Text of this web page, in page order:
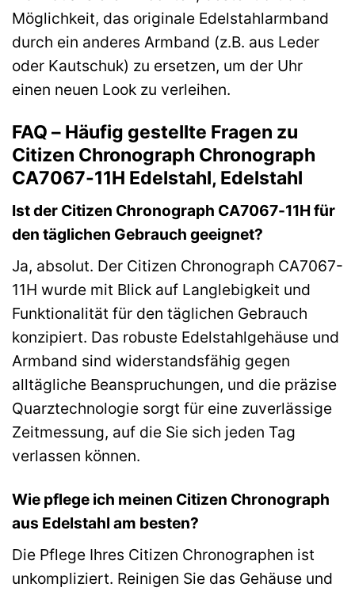
Möglichkeit, das originale Edelstahlarmband
durch ein anderes Armband (z.B. aus Leder
oder Kautschuk) zu ersetzen, um der Uhr
einen neuen Look zu verleihen.
FAQ – Häufig gestellte Fragen zu
Citizen Chronograph Chronograph
CA7067-11H Edelstahl, Edelstahl
Ist der Citizen Chronograph CA7067-11H für
den täglichen Gebrauch geeignet?
Ja, absolut. Der Citizen Chronograph CA7067-
11H wurde mit Blick auf Langlebigkeit und
Funktionalität für den täglichen Gebrauch
konzipiert. Das robuste Edelstahlgehäuse und
Armband sind widerstandsfähig gegen
alltägliche Beanspruchungen, und die präzise
Quarztechnologie sorgt für eine zuverlässige
Zeitmessung, auf die Sie sich jeden Tag
verlassen können.
Wie pflege ich meinen Citizen Chronograph
aus Edelstahl am besten?
Die Pflege Ihres Citizen Chronographen ist
unkompliziert. Reinigen Sie das Gehäuse und